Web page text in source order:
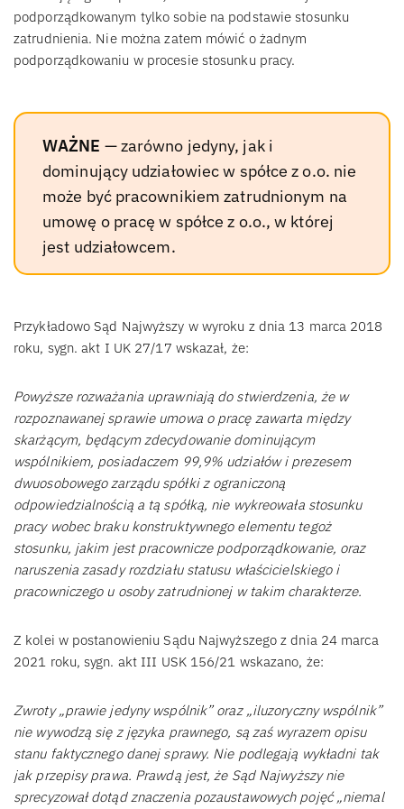
podporządkowanym tylko sobie na podstawie stosunku
zatrudnienia. Nie można zatem mówić o żadnym
podporządkowaniu w procesie stosunku pracy.
WAŻNE — zarówno jedyny, jak i
dominujący udziałowiec w spółce z o.o. nie
może być pracownikiem zatrudnionym na
umowę o pracę w spółce z o.o., w której
jest udziałowcem.
Przykładowo Sąd Najwyższy w wyroku z dnia 13 marca 2018
roku, sygn. akt I UK 27/17 wskazał, że:
Powyższe rozważania uprawniają do stwierdzenia, że w
rozpoznawanej sprawie umowa o pracę zawarta między
skarżącym, będącym zdecydowanie dominującym
wspólnikiem, posiadaczem 99,9% udziałów i prezesem
dwuosobowego zarządu spółki z ograniczoną
odpowiedzialnością a tą spółką, nie wykreowała stosunku
pracy wobec braku konstruktywnego elementu tegoż
stosunku, jakim jest pracownicze podporządkowanie, oraz
naruszenia zasady rozdziału statusu właścicielskiego i
pracowniczego u osoby zatrudnionej w takim charakterze.
Z kolei w postanowieniu Sądu Najwyższego z dnia 24 marca
2021 roku, sygn. akt III USK 156/21 wskazano, że:
Zwroty „prawie jedyny wspólnik” oraz „iluzoryczny wspólnik”
nie wywodzą się z języka prawnego, są zaś wyrazem opisu
stanu faktycznego danej sprawy. Nie podlegają wykładni tak
jak przepisy prawa. Prawdą jest, że Sąd Najwyższy nie
sprecyzował dotąd znaczenia pozaustawowych pojęć „niemal